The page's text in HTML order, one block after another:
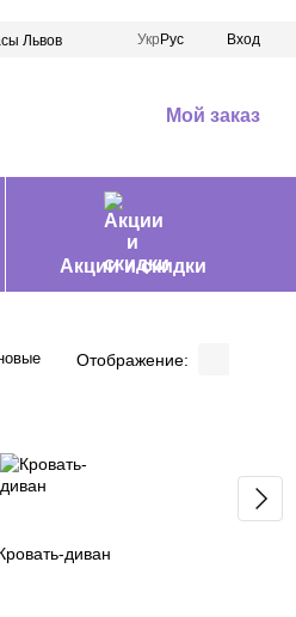
Львов
Укр Рус Вход
Мой заказ
Акции и скидки
Отображение:
диван